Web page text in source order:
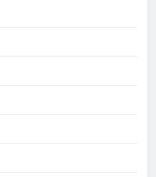
jelentése
JELENTÉSE
JELENTÉSE